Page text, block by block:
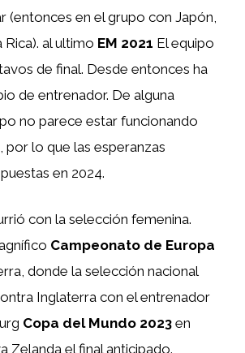
(entonces en el grupo con Japón,
Rica). al ultimo EM 2021 El equipo
de final. Desde entonces ha
de entrenador. De alguna
no parece estar funcionando
lo que las esperanzas
en 2024.
con la selección femenina.
Campeonato de Europa
donde la selección nacional
Inglaterra con el entrenador
Copa del Mundo 2023 en
Zelanda el final anticipado.